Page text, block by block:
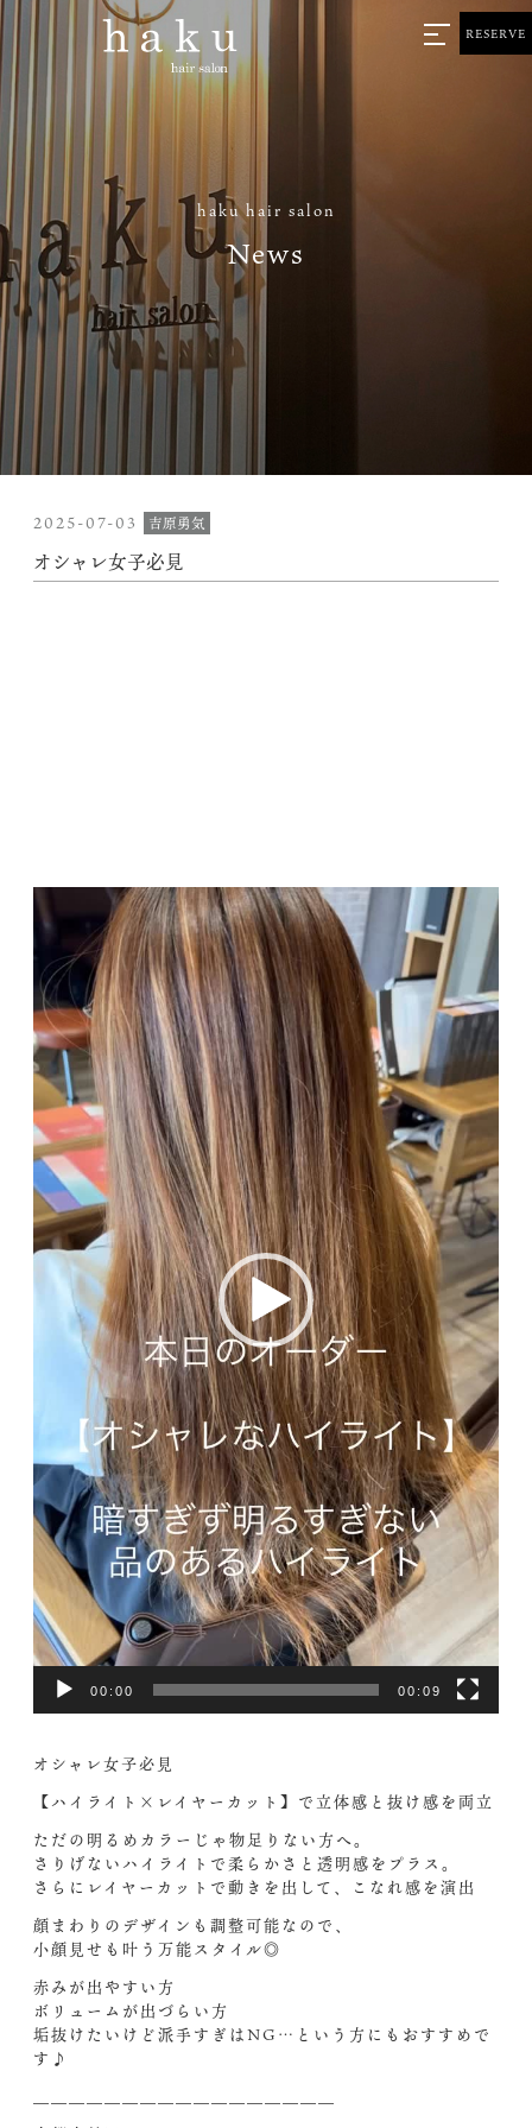
haku hair salon
News
RESERVE
2025-07-03 吉原勇気
オシャレ女子必見
動
画
プ
レ
ー
ヤ
ー
00:00 00:09
オシャレ女子必見
【ハイライト×レイヤーカット】で立体感と抜け感を両立
ただの明るめカラーじゃ物足りない方へ。
さりげないハイライトで柔らかさと透明感をプラス。
さらにレイヤーカットで動きを出して、こなれ感を演出
顔まわりのデザインも調整可能なので、
小顔見せも叶う万能スタイル◎
赤みが出やすい方
ボリュームが出づらい方
垢抜けたいけど派手すぎはNG…という方にもおすすめで
す♪